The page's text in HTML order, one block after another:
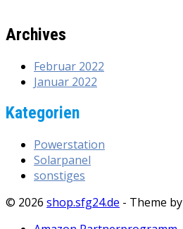
Archives
Februar 2022
Januar 2022
Kategorien
Powerstation
Solarpanel
sonstiges
© 2026 shop.sfg24.de - Theme by